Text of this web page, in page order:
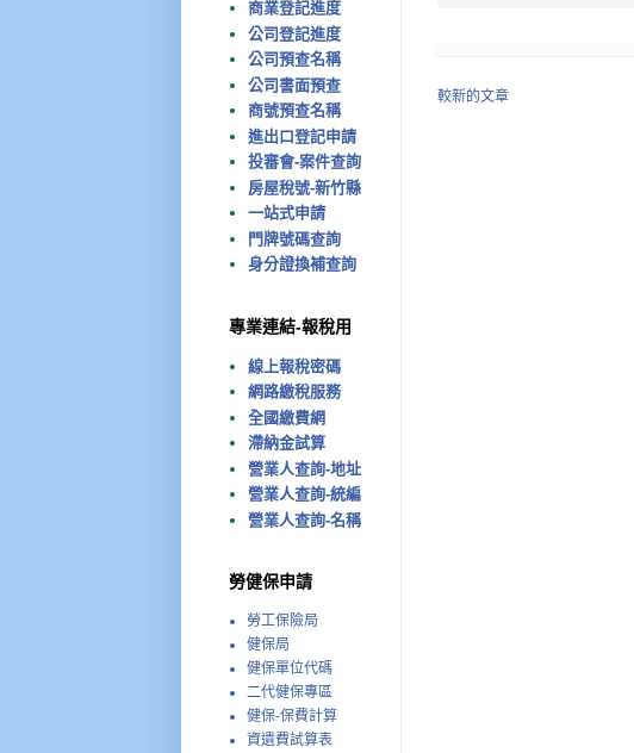
較新的文章
商業登記進度
公司登記進度
公司預查名稱
公司書面預查
商號預查名稱
進出口登記申請
投審會-案件查詢
房屋稅號-新竹縣
一站式申請
門牌號碼查詢
身分證換補查詢
專業連結-報稅用
線上報稅密碼
網路繳稅服務
全國繳費網
滯納金試算
營業人查詢-地址
營業人查詢-統編
營業人查詢-名稱
勞健保申請
勞工保險局
健保局
健保單位代碼
二代健保專區
健保-保費計算
資遺費試算表